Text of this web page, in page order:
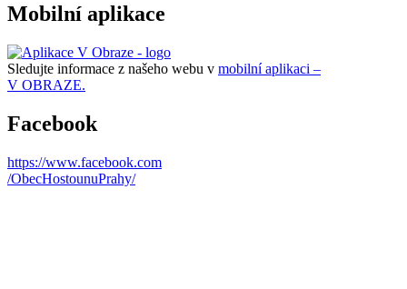
Mobilní aplikace
Sledujte informace z našeho webu v mobilní aplikaci –
V OBRAZE.
Facebook
https://www.facebook.com
/ObecHostounuPrahy/